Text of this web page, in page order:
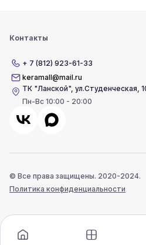
Контакты
+ 7 (812) 923-61-33
keramall@mail.ru
ТК "Ланской",ул.Студенческая,
Пн-Вс 10:00 - 20:00
© Все права защищены. 2020-2024.
Политика конфиденциальности